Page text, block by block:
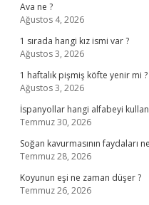
Ava ne ?
Ağustos 4, 2026
1 sırada hangi kız ismi var ?
Ağustos 3, 2026
1 haftalık pişmiş köfte yenir mi ?
Ağustos 3, 2026
İspanyollar hangi alfabeyi
Temmuz 30, 2026
Soğan kavurmasının faydaları
Temmuz 28, 2026
Koyunun eşi ne zaman düşer ?
Temmuz 26, 2026